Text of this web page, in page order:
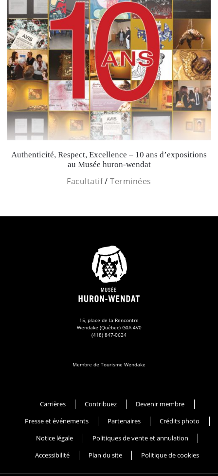
Authenticité, Respect, Excellence – 10 ans d’expositions
au Musée huron-wendat
Facultatif/Terminées
15, place de la Rencontre
Wendake (Québec) G0A 4V0
(418) 847-0624
Membre de Tourisme Wendake
Carrières Contribuez
Devenir membre
Presse et événements
Partenaires
Crédits photo
Notice légale
Politiques de vente et annulation
Accessibilité
Plan du site Politique de cookies